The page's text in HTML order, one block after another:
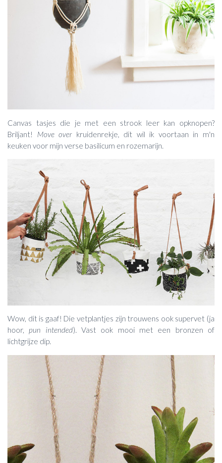
Canvas tasjes die je met een strook leer kan opknopen?
Briljant! Move overkruidenrekje, dit wil ik voortaan in m'n
keuken voor mijn verse basilicum en rozemarijn.
Wow, dit is gaaf! Die vetplantjes zijn trouwens ook supervet (ja
hoor, pun intended). Vast ook mooi met een bronzen of
lichtgrijze dip.